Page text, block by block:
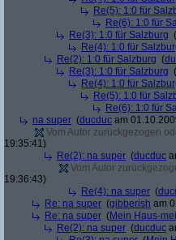
Re(5): 1:0 für
Re(6): 1:0 für
Re(3): 1:0 für Salzburg (
Re(4): 1:0 für
Re(2): 1:0 für Salzburg (
Re(3): 1:0 für Salzburg (
Re(4): 1:0 für
Re(5): 1:0 für
Re(6): 1:0 für
na super (ducduc am
Vom Autor zurückgezogen
19:35:41)
Re(2): na super (ducduc
Vom Autor
19:36:43)
Re(4): na super (
Re: na super (gibberish am
Re: na super (Mein Haus-
Re(2): na super (ducduc